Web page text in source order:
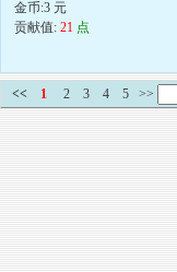
金币:3 元
贡献值: 21 点
<< 1 2 3 4 5 >>